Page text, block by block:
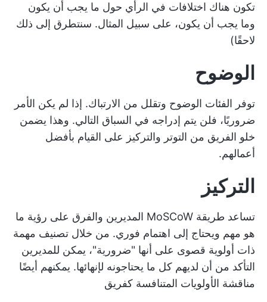
تكون هناك اختلافات في الرأي حول ما يجب أن يكون
وما يجب أن يكون، على سبيل المثال. سنتطرق إلى ذلك
لاحقًا)
الوضوح
توفر الفئات الوضوح وتقلل من الارتباك. إذا لم يكن الأمر
ضروريًا، فلن يتم إدراجه في السباق التالي. وهذا يضمن
خلو الفريق من التوتر والتركيز على القيام بأفضل
أعمالهم.
التركيز
تساعد طريقة MoSCoW المديرين والفرق على رؤية ما
هو مهم ويحتاج إلى اهتمام فوري. من خلال تصنيف مهمة
ذات أولوية قصوى على أنها "ضرورية"، يمكن للمديرين
التأكد من أن لديهم كل ما يحتاجونه لإنهائها. يمكنهم أيضًا
مناقشة الأولويات المتنافسة كفريق